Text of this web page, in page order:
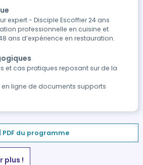
expert - Disciple Escoffier 24 ans
professionnelle en cuisine et
ans d’expérience en restauration.
et cas pratiques reposant sur de la
ligne de documents supports
PDF du programme
plus !